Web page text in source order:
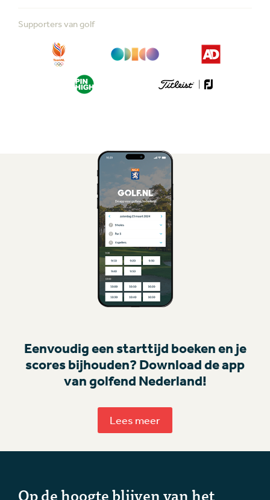
Supporters van golf
Eenvoudig een starttijd boeken en je
scores bijhouden? Download de app
van golfend Nederland!
Lees meer
Op de hoogte blijven van het